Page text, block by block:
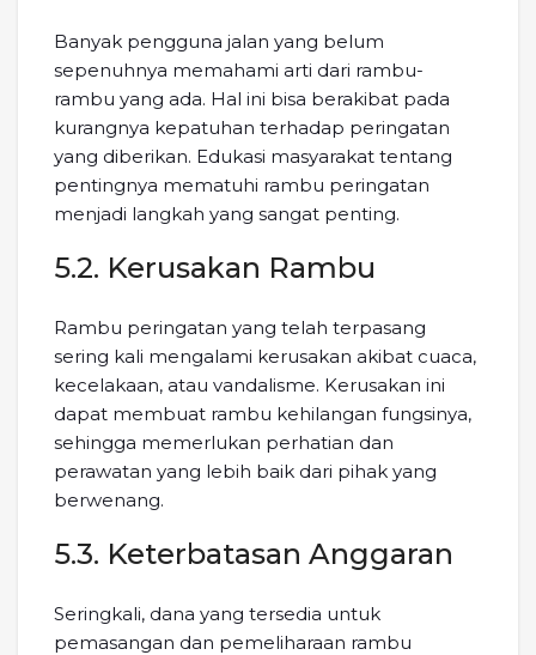
Banyak pengguna jalan yang belum
sepenuhnya memahami arti dari rambu-
rambu yang ada. Hal ini bisa berakibat pada
kurangnya kepatuhan terhadap peringatan
yang diberikan. Edukasi masyarakat tentang
pentingnya mematuhi rambu peringatan
menjadi langkah yang sangat penting.
5.2. Kerusakan Rambu
Rambu peringatan yang telah terpasang
sering kali mengalami kerusakan akibat cuaca,
kecelakaan, atau vandalisme. Kerusakan ini
dapat membuat rambu kehilangan fungsinya,
sehingga memerlukan perhatian dan
perawatan yang lebih baik dari pihak yang
berwenang.
5.3. Keterbatasan Anggaran
Seringkali, dana yang tersedia untuk
pemasangan dan pemeliharaan rambu